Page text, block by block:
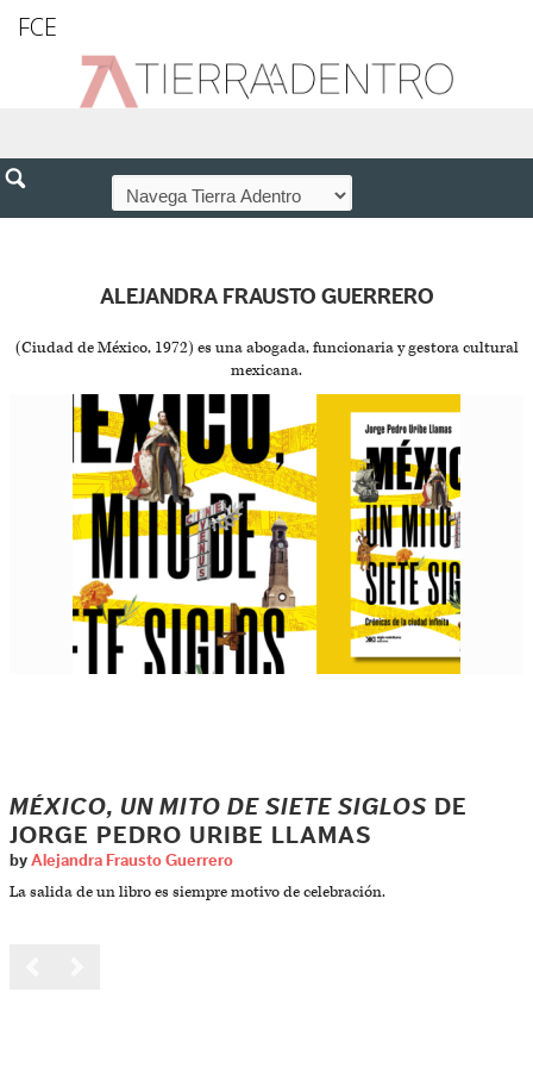
FCE
ALEJANDRA FRAUSTO GUERRERO
(Ciudad de México, 1972) es una abogada, funcionaria y gestora cultural
mexicana.
MÉXICO, UN MITO DE SIETE SIGLOS DE
JORGE PEDRO URIBE LLAMAS
by Alejandra Frausto Guerrero
La salida de un libro es siempre motivo de celebración.